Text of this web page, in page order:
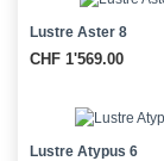
Lustre Aster 8
CHF 1'569.00
Lustre Atypus 6